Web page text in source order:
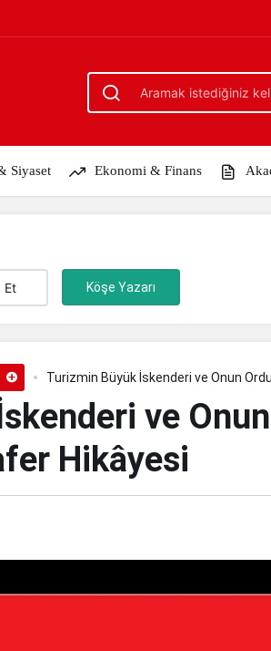
Siyaset Ekonomi & Finans
Et Köşe Yazarı
Turizmin Büyük İskenderi ve Onun
ve
Hikâyesi
Ordusu: Antalya’da Bir Zafer